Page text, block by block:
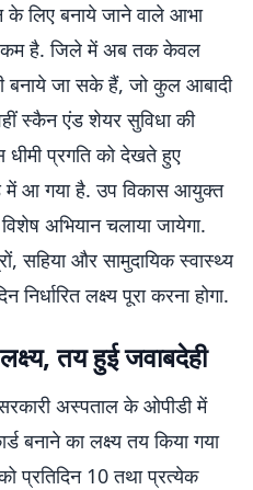
के लिए बनाये जाने वाले आभा
कम है. जिले में अब तक केवल
बनाये जा सके हैं, जो कुल आबादी
स्कैन एंड शेयर सुविधा की
प्रगति को देखते हुए
में आ गया है. उप विकास आयुक्त
अभियान चलाया जायेगा.
सहिया और सामुदायिक स्वास्थ्य
लक्ष्य पूरा करना होगा.
तय हुई जवाबदेही
अस्पताल के ओपीडी में
बनाने का लक्ष्य तय किया गया
प्रतिदिन 10 तथा प्रत्येक